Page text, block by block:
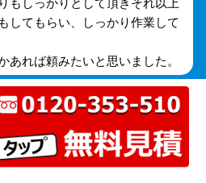
もしっかりとして頂きそれ以上
してもらい、しっかり作業して
あれば頼みたいと思いました。